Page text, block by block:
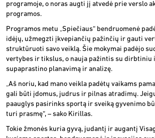
programoje, o noras augti jį atvedė prie verslo
programos.
Programos metu „Spiečiaus“ bendruomenė
idėjų, užmegzti įkvepiančių pažinčių ir gauti
struktūruoti savo veiklą. Šie mokymai padėjo
vertybes ir tikslus, o nauja pažintis su dirbtiniu
supaprastino planavimą ir analizę.
„Aš noriu, kad mano veikla padėtų vaikams
gali būti įdomus, judrus ir pilnas atradimų.
paauglys pasirinks sportą ir sveiką gyvenimo
turi prasmę“, – sako Kirillas.
Tokie žmonės kuria gyvą, judantį ir augantį